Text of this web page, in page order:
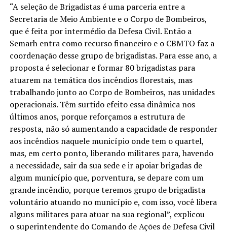
“A seleção de Brigadistas é uma parceria entre a
Secretaria de Meio Ambiente e o Corpo de Bombeiros,
que é feita por intermédio da Defesa Civil. Então a
Semarh entra como recurso financeiro e o CBMTO faz a
coordenação desse grupo de brigadistas. Para esse ano, a
proposta é selecionar e formar 80 brigadistas para
atuarem na temática dos incêndios florestais, mas
trabalhando junto ao Corpo de Bombeiros, nas unidades
operacionais. Têm surtido efeito essa dinâmica nos
últimos anos, porque reforçamos a estrutura de
resposta, não só aumentando a capacidade de responder
aos incêndios naquele município onde tem o quartel,
mas, em certo ponto, liberando militares para, havendo
a necessidade, sair da sua sede e ir apoiar brigadas de
algum município que, porventura, se depare com um
grande incêndio, porque teremos grupo de brigadista
voluntário atuando no município e, com isso, você libera
alguns militares para atuar na sua regional”, explicou
o superintendente do Comando de Ações de Defesa Civil